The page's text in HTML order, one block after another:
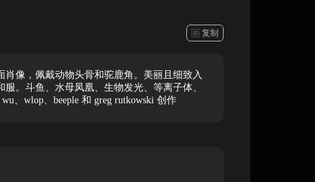
复制
像，佩戴动物头骨和驼鹿角。美丽且细致入
。斗鱼、水母凤凰、生物发光、等离子体、
、wlop、beeple 和 greg rutkowski 创作